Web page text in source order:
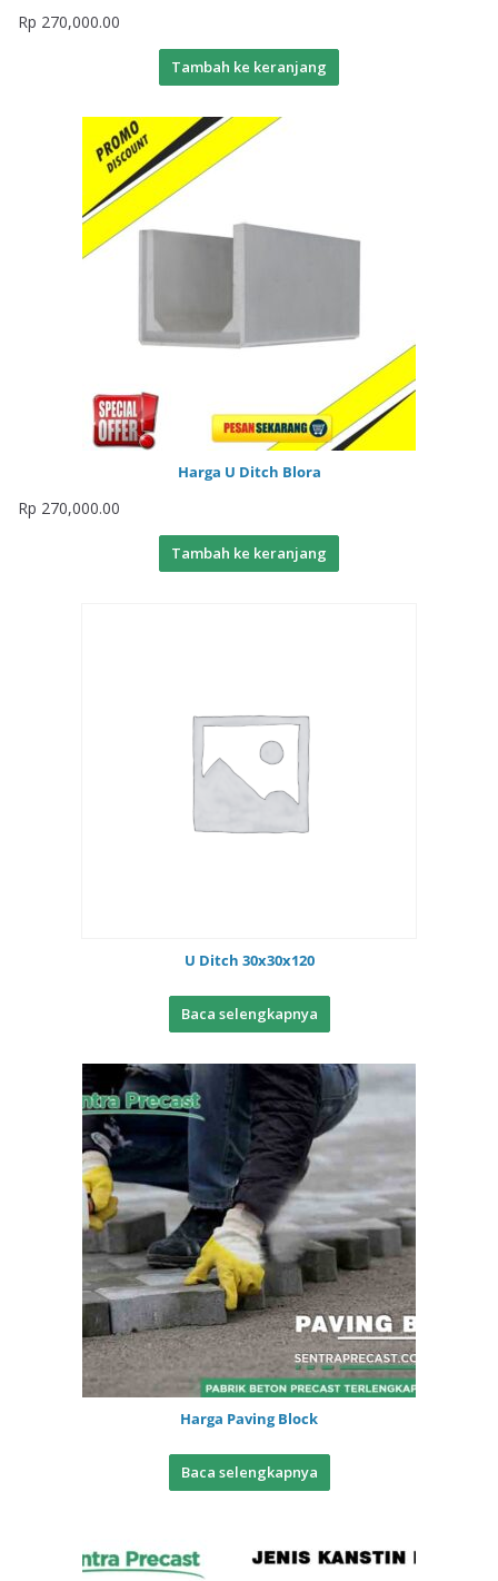
Rp 270,000.00
Tambah ke keranjang
Harga U Ditch Blora
Rp 270,000.00
Tambah ke keranjang
U Ditch 30x30x120
Baca selengkapnya
Harga Paving Block
Baca selengkapnya